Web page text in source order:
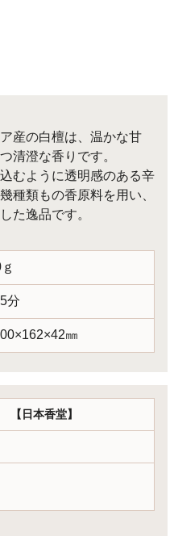
産の白檀は、温かな甘
清澄な香りです。
むように透明感のある辛
種類もの香原料を用い、
た逸品です。
分
㎜
日本香堂】